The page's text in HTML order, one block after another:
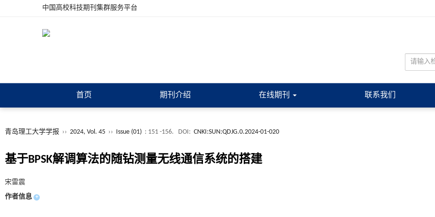
中国高校科技期刊集群服务平台
首页 期刊介绍 在线期刊 联系我们
青岛理工大学学报 ›› 2024, Vol. 45 ›› Issue (01) : 151 -156. DOI: CNKI:SUN:QDJG.0.2024-01-020
基于BPSK解调算法的随钻测量无线通信系统的搭建
宋雷震
作者信息 +